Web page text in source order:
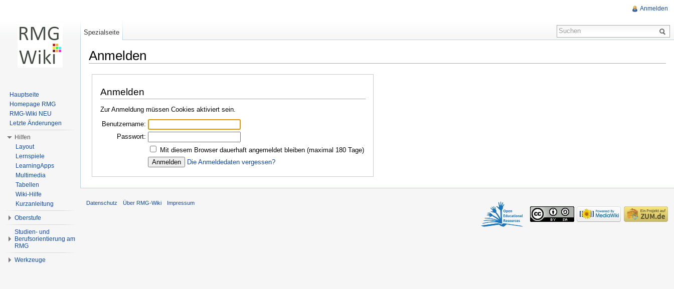
Anmelden
Anmelden
Zur Anmeldung müssen Cookies aktiviert sein.
Benutzername:
Passwort:
Mit diesem Browser dauerhaft angemeldet bleiben (maximal 180 Tage)
Die Anmeldedaten vergessen?
Anmelden
Spezialseite
Hauptseite
Homepage RMG
RMG-Wiki NEU
Letzte Änderungen
Hilfen
Layout
Lernspiele
LearningApps
Multimedia
Tabellen
Wiki-Hilfe
Kurzanleitung
Oberstufe
Studien- und
Berufsorientierung am
RMG
Werkzeuge
Datenschutz Über RMG-Wiki Impressum